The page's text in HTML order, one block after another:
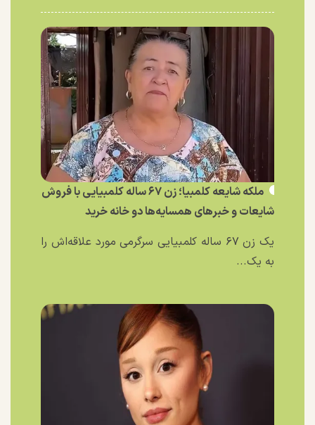
ملکه شایعه کلمبیا؛ زن ۶۷ ساله کلمبیایی با فروش
شایعات و خبر‌های همسایه‌ها دو خانه خرید
یک زن ۶۷ ساله کلمبیایی سرگرمی مورد علاقه‌اش را
به یک...